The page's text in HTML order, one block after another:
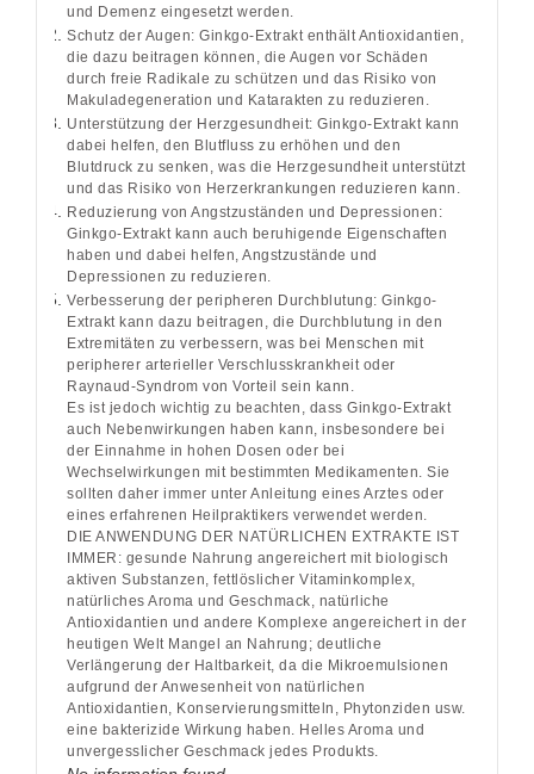
und Demenz eingesetzt werden.
Schutz der Augen: Ginkgo-Extrakt enthält Antioxidantien,
die dazu beitragen können, die Augen vor Schäden
durch freie Radikale zu schützen und das Risiko von
Makuladegeneration und Katarakten zu reduzieren.
Unterstützung der Herzgesundheit: Ginkgo-Extrakt kann
dabei helfen, den Blutfluss zu erhöhen und den
Blutdruck zu senken, was die Herzgesundheit unterstützt
und das Risiko von Herzerkrankungen reduzieren kann.
Reduzierung von Angstzuständen und Depressionen:
Ginkgo-Extrakt kann auch beruhigende Eigenschaften
haben und dabei helfen, Angstzustände und
Depressionen zu reduzieren.
Verbesserung der peripheren Durchblutung: Ginkgo-
Extrakt kann dazu beitragen, die Durchblutung in den
Extremitäten zu verbessern, was bei Menschen mit
peripherer arterieller Verschlusskrankheit oder
Raynaud-Syndrom von Vorteil sein kann.
Es ist jedoch wichtig zu beachten, dass Ginkgo-Extrakt
auch Nebenwirkungen haben kann, insbesondere bei
der Einnahme in hohen Dosen oder bei
Wechselwirkungen mit bestimmten Medikamenten. Sie
sollten daher immer unter Anleitung eines Arztes oder
eines erfahrenen Heilpraktikers verwendet werden.
DIE ANWENDUNG DER NATÜRLICHEN EXTRAKTE IST
IMMER: gesunde Nahrung angereichert mit biologisch
aktiven Substanzen, fettlöslicher Vitaminkomplex,
natürliches Aroma und Geschmack, natürliche
Antioxidantien und andere Komplexe angereichert in der
heutigen Welt Mangel an Nahrung; deutliche
Verlängerung der Haltbarkeit, da die Mikroemulsionen
aufgrund der Anwesenheit von natürlichen
Antioxidantien, Konservierungsmitteln, Phytonziden usw.
eine bakterizide Wirkung haben. Helles Aroma und
unvergesslicher Geschmack jedes Produkts.